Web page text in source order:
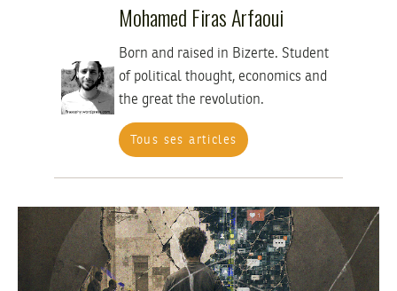
Mohamed Firas Arfaoui
Born and raised in Bizerte. Student
of political thought, economics and
the great the revolution.
Tous ses articles